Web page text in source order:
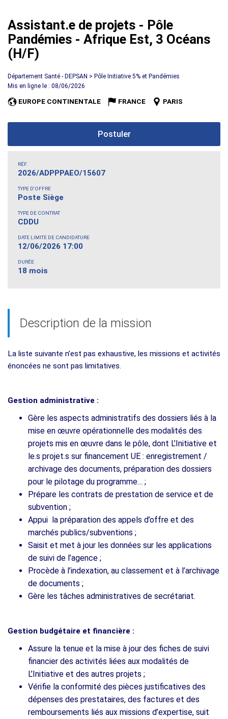
Assistant.e de projets - Pôle
Pandémies - Afrique Est, 3 Océans
(H/F)
Département Santé - DEPSAN > Pôle Initiative 5% et Pandémies
Mis en ligne le : 08/06/2026
EUROPE CONTINENTALE FRANCE PARIS
Postuler
RÉF.
2026/ADPPPAEO/15607
TYPE D'OFFRE
Poste Siège
TYPE DE CONTRAT
CDDU
DATE LIMITE DE CANDIDATURE
12/06/2026 17:00
DURÉE
18 mois
Description de la mission
La liste suivante n’est pas exhaustive, les missions et activités
énoncées ne sont pas limitatives.
Gestion administrative :
Gère les aspects administratifs des dossiers liés à la
mise en œuvre opérationnelle des modalités des
projets mis en œuvre dans le pôle, dont L’Initiative et
le.s projet.s sur financement UE : enregistrement /
archivage des documents, préparation des dossiers
pour le pilotage du programme… ;
Prépare les contrats de prestation de service et de
subvention ;
Appui la préparation des appels d’offre et des
marchés publics/subventions ;
Saisit et met à jour les données sur les applications
de suivi de l’agence ;
Procède à l’indexation, au classement et à l’archivage
de documents ;
Gère les tâches administratives de secrétariat.
Gestion budgétaire et financière :
Assure la tenue et la mise à jour des fiches de suivi
financier des activités liées aux modalités de
L’Initiative et des autres projets ;
Vérifie la conformité des pièces justificatives des
dépenses des prestataires, des factures et des
remboursements liés aux missions d’expertise, suit